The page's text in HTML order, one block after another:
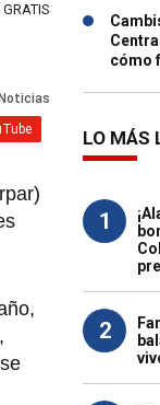
cómo
LO MÁS
1
2